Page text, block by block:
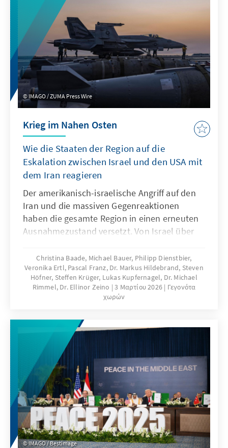
IMAGO / ZUMA Press Wire
Krieg im Nahen Osten
Wie die Staaten der Region auf die
Eskalation zwischen Israel und den USA mit
dem Iran reagieren
Der amerikanisch-israelische Angriff auf den
Iran und die massiven Gegenreaktionen
haben die gesamte Region in einen erneuten
Ausnahmezustand versetzt. Von Israel über
positionieren sich, Gesellschaften reagieren
gespalten, und diplomatische Spannungen
wachsen. Eine Übersicht über die politischen
Linien, sicherheitspolitischen Risiken und
der Büros der Konrad-Adenauer-Stiftung im
Nahen Osten und Nordafrika liefert dieser
Bericht.
Christina Baade, Michael Bauer, Philipp Dienstbier,
Veronika Ertl, Pascal Franz, Dr. Markus Hildebrand, Steven
Höfner, Steffen Krüger, Lukas Kupfernagel, Dr. Michael
Rimmel, Dr. Ellinor Zeino
3 Μαρτίου 2026
Γεγονότα
χωρών
IMAGO / Bestimage